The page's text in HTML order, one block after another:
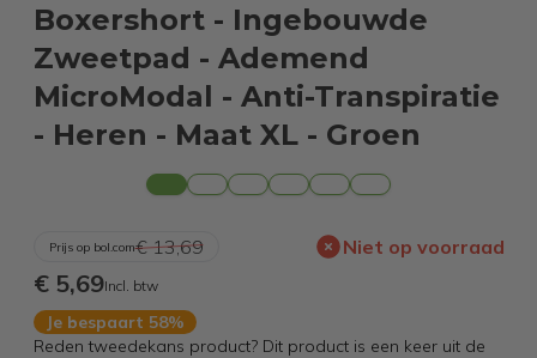
Boxershort - Ingebouwde
Zweetpad - Ademend
MicroModal - Anti-Transpiratie
- Heren - Maat XL - Groen
Prijs op bol.com€ 13,69 Niet op voorraad
€ 5,69Incl. btw
Je bespaart 58%
Reden tweedekans product? Dit product is een keer uit de